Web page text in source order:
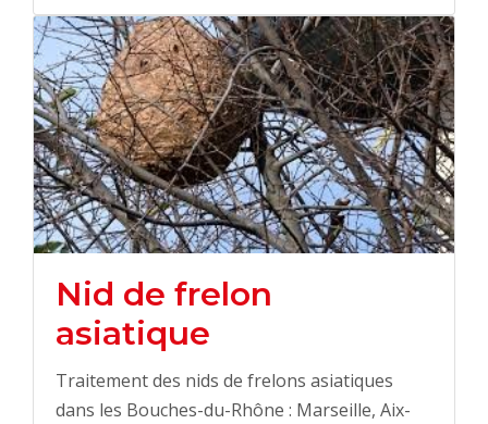
Nid de frelon
asiatique
Traitement des nids de frelons asiatiques
dans les Bouches-du-Rhône : Marseille, Aix-